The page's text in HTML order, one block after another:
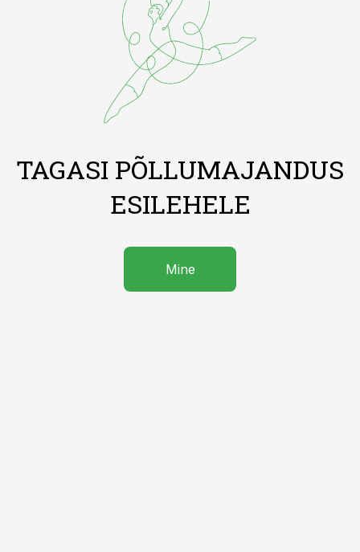
TAGASI PÕLLUMAJANDUS
ESILEHELE
Mine